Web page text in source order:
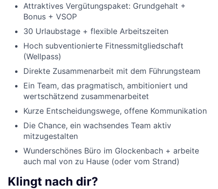
Attraktives Vergütungspaket: Grundgehalt +
Bonus + VSOP
30 Urlaubstage + flexible Arbeitszeiten
Hoch subventionierte Fitnessmitgliedschaft
(Wellpass)
Direkte Zusammenarbeit mit dem Führungsteam
Ein Team, das pragmatisch, ambitioniert und
wertschätzend zusammenarbeitet
Kurze Entscheidungswege, offene Kommunikation
Die Chance, ein wachsendes Team aktiv
mitzugestalten
Wunderschönes Büro im Glockenbach + arbeite
auch mal von zu Hause (oder vom Strand)
Klingt nach dir?